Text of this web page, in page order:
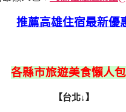
推薦高雄住宿最新優
各縣市旅遊美食懶人包
【台北↓】